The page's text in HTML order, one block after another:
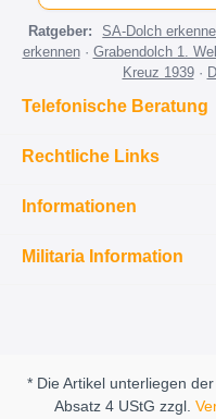
Ratgeber: SA-Dolch
erkennen· Grabendolch 1.
Kreuz 1939·
Telefonische Beratung
Rechtliche Links
Informationen
Militaria Information
* Die Artikel unterliegen
Absatz 4 UStG zzgl.